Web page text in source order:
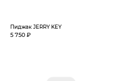
Пиджак JERRY KEY
5 750 ₽